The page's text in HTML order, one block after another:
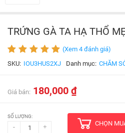
TRỨNG GÀ TA HẠ THỔ
(Xem 4 đánh giá)
SKU: IOU3HUS2XJ Danh mục: CHĂM
Giá bán: 180,000 ₫
SỐ LƯỢNG:
- +
CHỌN